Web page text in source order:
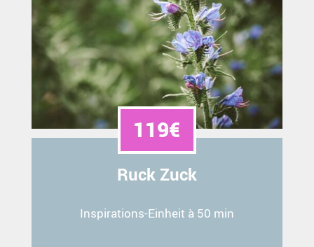
119€
Ruck Zuck
Inspirations-Einheit à 50 min